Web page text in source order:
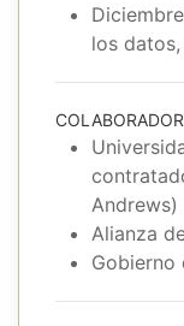
los
Andrews)
Alianza
Gobierno